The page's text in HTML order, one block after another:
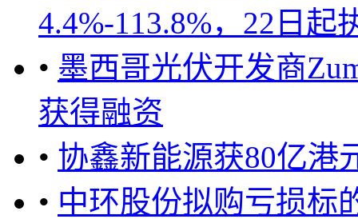
4.4%-113.8%，22日起
• 墨西哥光伏开发商
获得融资
• 协鑫新能源获80亿港
• 中环股份拟购亏损标